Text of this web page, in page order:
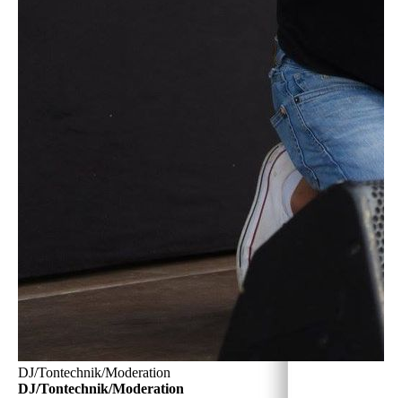
DJ/Tontechnik/Moderation
DJ/Tontechnik/Moderation